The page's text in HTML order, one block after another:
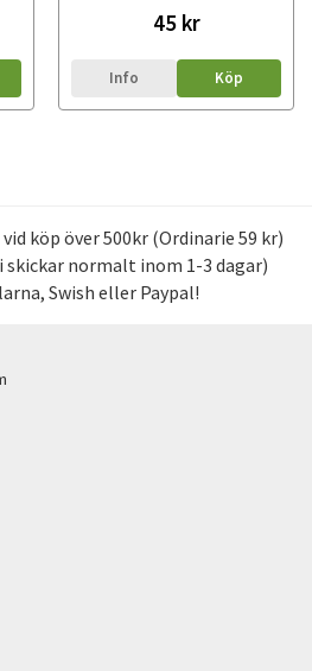
45 kr
Info Köp
köp över 500kr (Ordinarie 59 kr)
skickar normalt inom 1-3 dagar)
Swish eller Paypal!